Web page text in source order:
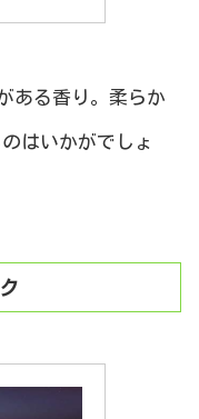
ある香り。柔らか
はいかがでしょ